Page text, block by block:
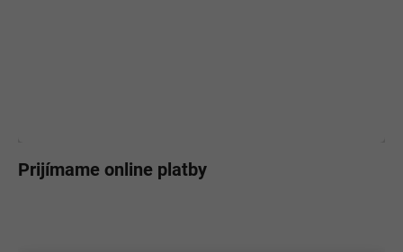
Prijímame online platby